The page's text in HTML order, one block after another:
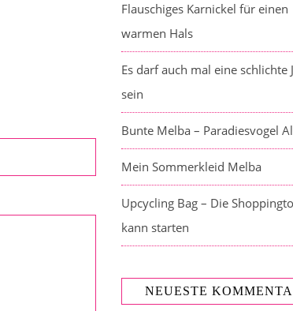
Flauschiges Karnickel für einen
warmen Hals
Es darf auch mal eine schlichte
sein
Bunte Melba – Paradiesvogel
Mein Sommerkleid Melba
Upcycling Bag – Die
kann starten
NEUESTE